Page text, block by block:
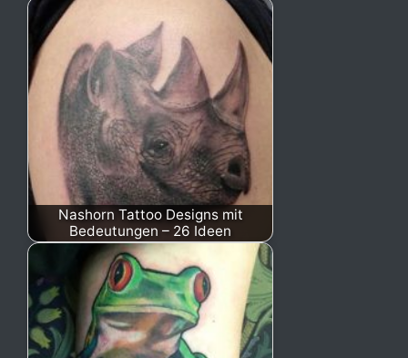
Nashorn Tattoo Designs mit
Bedeutungen – 26 Ideen